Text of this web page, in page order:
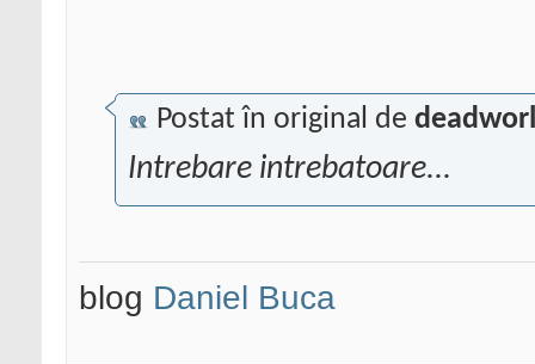
Postat în original de
Intrebare intrebatoare...
blog Daniel Buca